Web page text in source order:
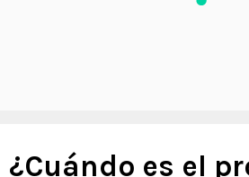
¿Cuándo es el